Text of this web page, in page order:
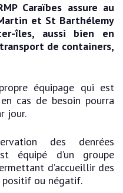
Caraïbes assure au
et St Barthélemy
îles, aussi bien en
de containers,
équipage qui est
cas de besoin pourra
jour.
des denrées
équipé d’un groupe
d’accueillir des
ou négatif.